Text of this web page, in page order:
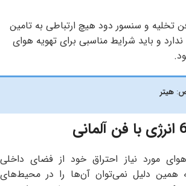
تخلیه و سنسور دود هیچ ارتباطی به تامین
ندارد و باید شرایط مناسبی برای تهویه هوای
: هیتر
مورد نیاز احتراق خود از فضای داخلی
همین دلیل نمی‌توان آن‌ها را در محیط‌های